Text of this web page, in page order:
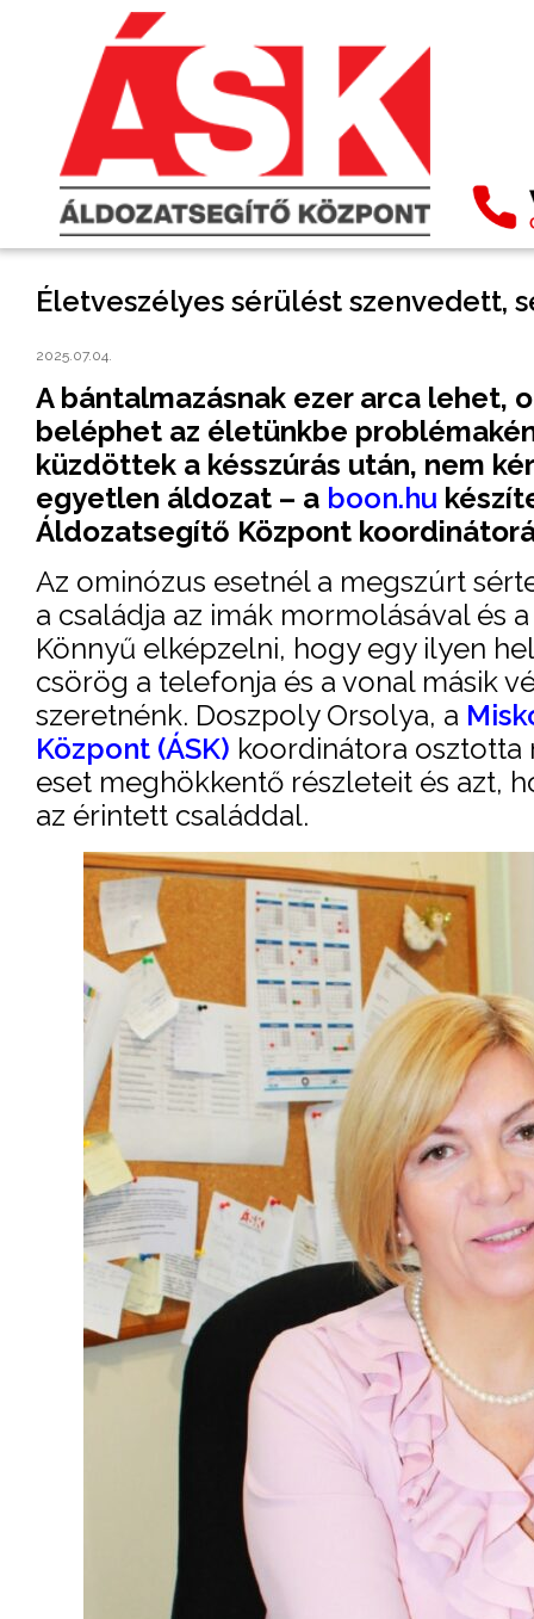
Életveszélyes sérülést szenvedett,
2025.07.04.
A bántalmazásnak ezer arca lehet,
beléphet az életünkbe
küzdöttek a késszúrás után, nem
egyetlen áldozat – a boon.hu
Áldozatsegítő Központ
Az ominózus esetnél a megszúrt
a családja az imák mormolásával
Könnyű elképzelni, hogy egy ilyen
csörög a telefonja és a vonal másik
szeretnénk. Doszpoly Orsolya, a
Központ (ÁSK) koordinátora
eset meghökkentő részleteit és azt,
az érintett családdal.